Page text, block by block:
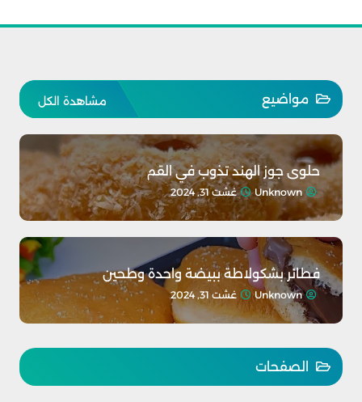
مشاهدة الكل مواضيع
حلوى جوز الهند تذوب في القم
Unknown غشت 31, 2024
فطائر بشكولاطة ببيضة واحدة وطحين
Unknown غشت 31, 2024
الصفحات